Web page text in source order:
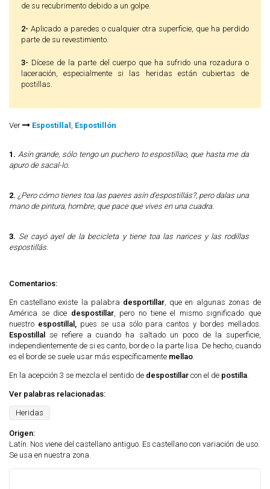
de su recubrimento debido a un golpe.
2- Aplicado a paredes o cualquier otra superficie, que ha perdido
parte de su revestimiento.
3- Dícese de la parte del cuerpo que ha sufrido una rozadura o
laceración, especialmente si las heridas están cubiertas de
postillas.
Ver Espostillal , Espostillón
1. Asín grande, sólo tengo un puchero to espostillao, que hasta me da
apuro de sacal-lo.
2. ¿Pero cómo tienes toa las paeres asín d'espostillás?, pero dalas una
mano de pintura, hombre, que pace que vives en una cuadra.
3. Se cayó ayel de la becicleta y tiene toa las narices y las rodillas
espostillás.
Comentarios:
En castellano existe la palabra desportillar, que en algunas zonas de
América se dice despostillar, pero no tiene el mismo significado que
nuestro espostillal, pues se usa sólo para cantos y bordes mellados.
Espostillal se refiere a cuando ha saltado un poco de la superficie,
independientemente de si es canto, borde o la parte lisa. De hecho, cuando
es el borde se suele usar más específicamente mellao.
En la acepción 3 se mezcla el sentido de despostillar con el de postilla.
Ver palabras relacionadas:
Heridas
Origen:
Latín. Nos viene del castellano antiguo. Es castellano con variación de uso.
Se usa en nuestra zona.